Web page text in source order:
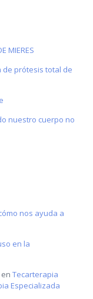
MIERES
de prótesis total de
nuestro cuerpo no
nos ayuda a
en la
en Tecarterapia
Especializada